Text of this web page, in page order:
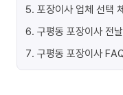
5. 포장이사 업체 선택
6. 구평동 포장이사 전
7. 구평동 포장이사